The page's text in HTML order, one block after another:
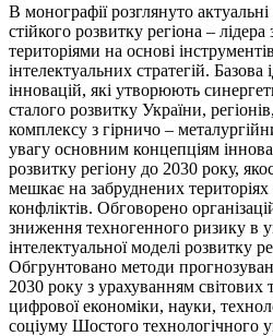
В монографії розглянуто
стійкого розвитку регіона –
територіями на основі
інтелектуальних стратегій.
інновацій, які утворюють
сталого розвитку України,
комплексу з гірничо –
увагу основним концепціям
розвитку регіону до 2030 року,
мешкає на забруднених
конфліктів. Обговорено
зниження техногенного ризику в
інтелектуальної моделі розвитку
Обгрунтовано методи
2030 року з урахуванням світових
цифрової економіки, науки,
соціуму Шостого технологічного